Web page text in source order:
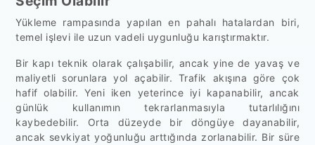
Yükleme rampasında yapılan en pahalı hatalardan biri,
temel işlevi ile uzun vadeli uygunluğu karıştırmaktır.
Bir kapı teknik olarak çalışabilir, ancak yine de yavaş ve
maliyetli sorunlara yol açabilir. Trafik akışına göre çok
hafif olabilir. Yeni iken yeterince iyi kapanabilir, ancak
günlük kullanımın tekrarlanmasıyla tutarlılığını
kaybedebilir. Orta düzeyde bir döngüye dayanabilir,
ancak sevkiyat yoğunluğu arttığında zorlanabilir. Bir süre